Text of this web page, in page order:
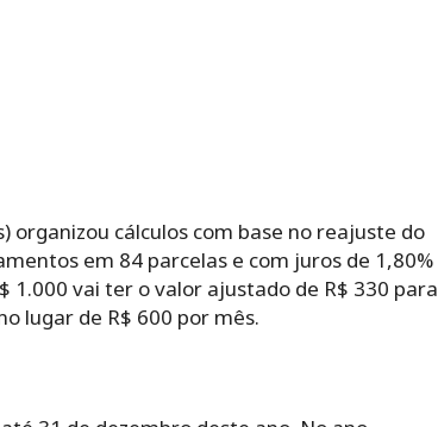
cálculos com base no reajuste do
em 84 parcelas e com juros de 1,80%
1.000 vai ter o valor ajustado de R$ 330 para
lugar de R$ 600 por mês.